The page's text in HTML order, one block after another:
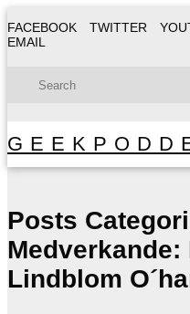
FACEBOOK TWITTER
EMAIL
Posts
Medverkande:
Lindblom